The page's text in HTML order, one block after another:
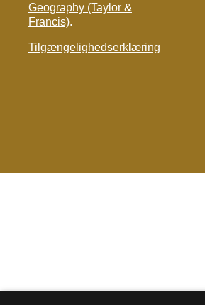
Geography (Taylor &
Francis).
Tilgængelighedserklæring